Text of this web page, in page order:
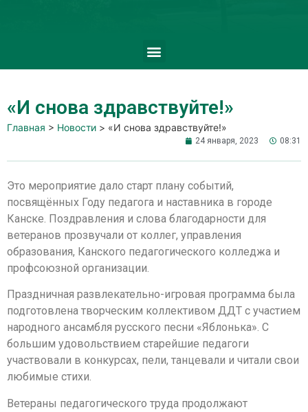
«И снова здравствуйте!»
Главная > Новости > «И снова здравствуйте!»
24 января, 2023 08:31
Это мероприятие дало старт плану событий,
посвящённых Году педагога и наставника в городе
Канске. Поздравления и слова благодарности для
ветеранов прозвучали от коллег, управления
образования, Канского педагогического колледжа и
профсоюзной организации.
Праздничная развлекательно-игровая программа была
подготовлена творческим коллективом ДДТ с участием
народного ансамбля русского песни «Яблонька». С
большим удовольствием старейшие педагоги
участвовали в конкурсах, пели, танцевали и читали свои
любимые стихи.
Ветераны педагогического труда продолжают